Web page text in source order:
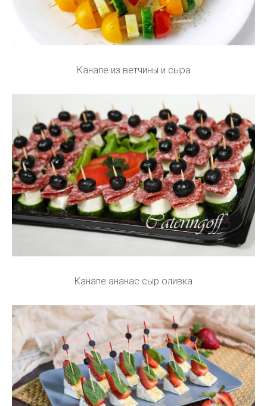
Канапе из ветчины и сыра
Канапе ананас сыр оливка